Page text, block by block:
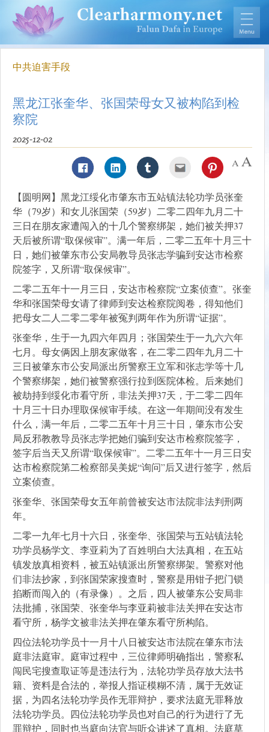
中共迫害手段
黑龙江张奎华、张国荣母女又被构陷到检
察院
2025-12-02
【圆明网】黑龙江绥化市肇东市五站镇法轮功学员张奎
华（79岁）和女儿张国荣（59岁）二零二四年九月二十
三日在朋友家遭闯入的十几个警察绑架，她们被关押37
天后被所谓“取保候审”。满一年后，二零二五年十月三十
日，她们被肇东市公安局教导员张志学骗到安达市检察
院签字，又所谓“取保候审”。
二零二五年十一月三日，安达市检察院“立案侦查”。张奎
华和张国荣母女请了律师到安达检察院阅卷，得知他们
把母女二人二零二零年被冤判两年作为所谓“证据”。
张奎华，生于一九四六年四月；张国荣生于一九六六年
七月。母女俩因上朋友家做客，在二零二四年九月二十
三日被肇东市公安局派出所警察王立军和张志学等十几
个警察绑架，她们被警察强行拉到医院体检。后来她们
被劫持到绥化市看守所，非法关押37天，于二零二四年
十月三十日办理取保候审手续。在这一年期间没有发生
什么，满一年后，二零二五年十月三十日，肇东市公安
局反邪教教导员张志学把她们骗到安达市检察院签字，
签字后当天又所谓“取保候审”。二零二五年十一月三日安
达市检察院第二检察部吴美妮“询问”后又进行签字，然后
立案侦查。
张奎华、张国荣母女五年前曾被安达市法院非法判刑两
年。
二零一九年七月十六日，张奎华、张国荣与五站镇法轮
功学员杨学文、李亚莉为了百姓明白大法真相，在五站
镇发放真相资料，被五站镇派出所警察绑架。警察对他
们非法抄家，到张国荣家搜查时，警察是用钳子把门锁
掐断而闯入的（有录像）。之后，四人被肇东公安局非
法批捕，张国荣、张奎华与李亚莉被非法关押在安达市
看守所，杨学文被非法关押在肇东看守所构陷。
四位法轮功学员十一月十八日被安达市法院在肇东市法
庭非法庭审。庭审过程中，三位律师明确指出，警察私
闯民宅搜查取证等是违法行为，法轮功学员存放大法书
籍、资料是合法的，举报人指证模糊不清，属于无效证
据，为四名法轮功学员作无罪辩护，要求法庭无罪释放
法轮功学员。四位法轮功学员也对自己的行为进行了无
罪辩护，同时也当庭向法官与听众讲述了真相。法庭草